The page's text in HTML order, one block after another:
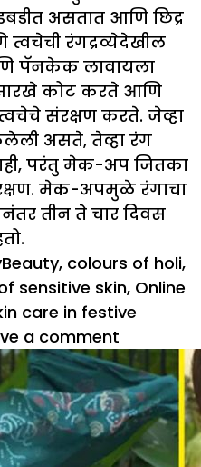
असतात आणि छिद्र
रंगद्रव्येदेखील
पॅनकेक लावायला
कोट करते आणि
संरक्षण करते. जेव्हा
असते, तेव्हा रंग
परंतु मेक-अप जितका
मेक-अपमुळे रंगाचा
तीन ते चार दिवस
Tags
Beauty, colours of holi,
sensitive skin, Online
care in festive
a comment
Holi
2023
:
होळीमध्ये
त्वचेची